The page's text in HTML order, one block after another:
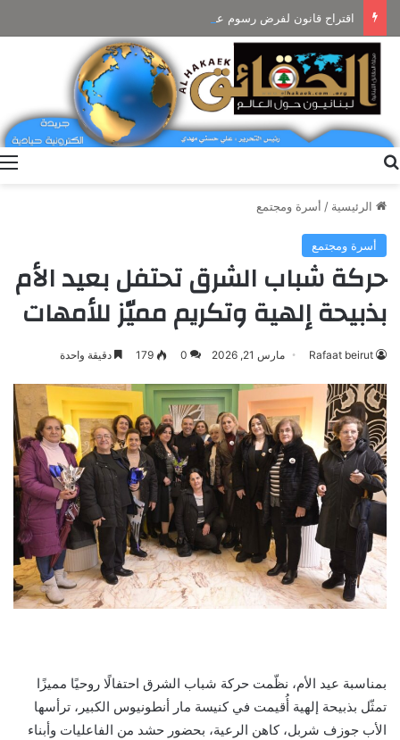
الرئيسية / أسرة ومجتمع
أسرة ومجتمع
حركة شباب الشرق تحتفل بعيد الأم
بذبيحة إلهية وتكريم مميّز للأمهات
Rafaat beirut مارس 21, 2026 0
179 دقيقة واحدة
بمناسبة عيد الأم، نظّمت حركة شباب الشرق احتفالًا روحيًا مميزًا
تمثّل بذبيحة إلهية أُقيمت في كنيسة مار أنطونيوس الكبير، ترأسها
الأب جوزف شربل، كاهن الرعية، بحضور حشد من الفاعليات وأبناء